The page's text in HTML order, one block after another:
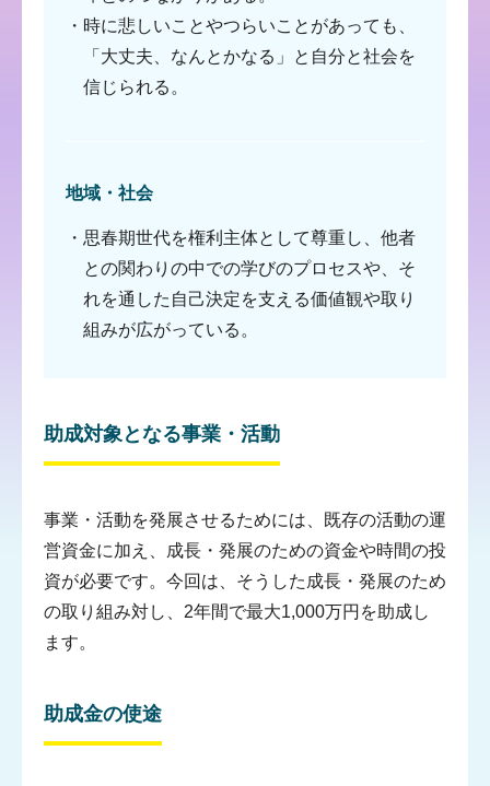
・時に悲しいことやつらいことがあっても、
「大丈夫、なんとかなる」と自分と社会を
信じられる。
地域・社会
・思春期世代を権利主体として尊重し、他者
との関わりの中での学びのプロセスや、そ
れを通した自己決定を支える価値観や取り
組みが広がっている。
助成対象となる事業・活動
事業・活動を発展させるためには、既存の活動の運
営資金に加え、成長・発展のための資金や時間の投
資が必要です。今回は、そうした成長・発展のため
の取り組み対し、2年間で最大1,000万円を助成し
ます。
助成金の使途